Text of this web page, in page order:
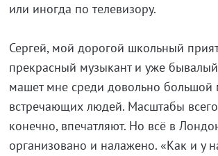
или иногда по телевизору.
Сергей, мой дорогой школьный
прекрасный музыкант и уже
машет мне среди довольно большой
встречающих людей. Масштабы
конечно, впечатляют. Но всё в
организовано и налажено. «Как и у